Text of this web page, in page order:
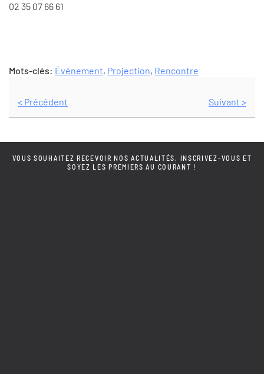
02 35 07 66 61
Mots-clés: Événement, Projection, Rencontre
< Précédent Suivant >
VOUS SOUHAITEZ RECEVOIR NOS ACTUALITÉS, INSCRIVEZ-VOUS ET
SOYEZ LES PREMIERS AU COURANT !